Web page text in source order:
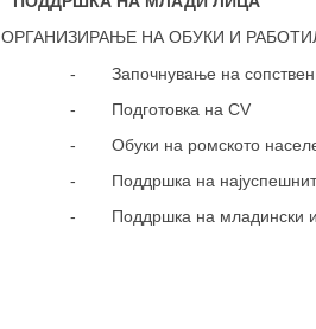
ОРГАНИЗИРАЊЕ НА ОБУКИ И
-
Започнување на
-
Подготовка наCV
-
Обуки на ромското
-
Поддршка на
-
Поддршка на младински